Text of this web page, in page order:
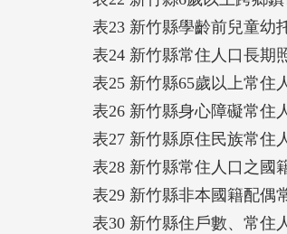
表23 新竹縣學齡前兒童幼
表24 新竹縣常住人口長期
表25 新竹縣65歲以上常住
表26 新竹縣身心障礙常住
表27 新竹縣原住民族常住
表28 新竹縣常住人口之國
表29 新竹縣非本國籍配偶
表30 新竹縣住戶數、常住